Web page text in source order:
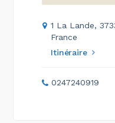
1 La Lande,
France
Itinéraire
0247240919